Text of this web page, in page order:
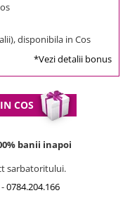
disponibila in Cos
*Vezi detalii bonus
COS
banii inapoi
sarbatoritului.
-0784.204.166